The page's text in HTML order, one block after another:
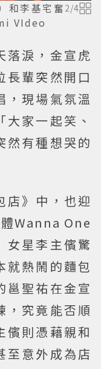
和李基宅奮
VIdeo
2/4
落淚，金宣虎
長輩突然開口
，現場氣氛溫
家一起笑、
然有種想哭的
》中，也迎
Wanna One
女星李主儐驚
就熱鬧的麵包
邕聖祐在金宣
，究竟能否順
儐則憑藉親和
至意外成為店